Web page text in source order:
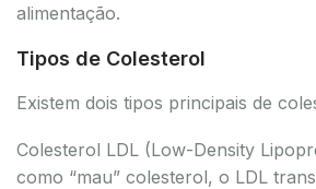
alimentação.
Tipos de Colesterol
Existem dois tipos principais de
Colesterol LDL (Low-Density
como “mau” colesterol, o LDL